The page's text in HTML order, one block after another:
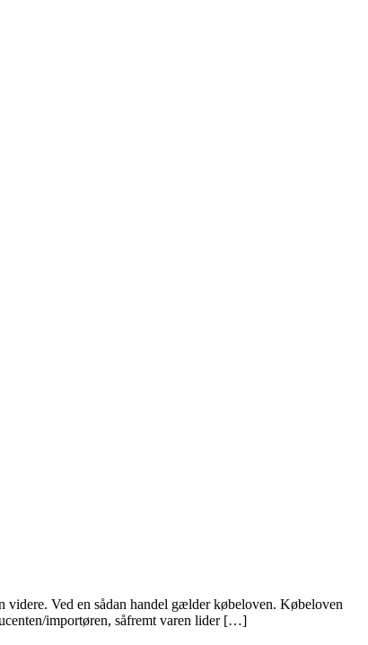
Ved en sådan handel gælder købeloven. Købeloven
importøren, såfremt varen lider […]